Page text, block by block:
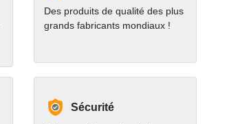
Des produits de qualité des plus
grands fabricants mondiaux !
Sécurité